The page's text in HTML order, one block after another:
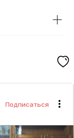
+
Подписаться